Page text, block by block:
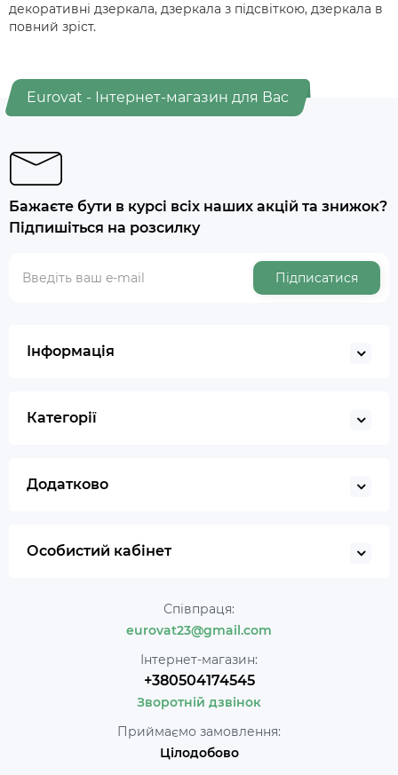
декоративні дзеркала, дзеркала з підсвіткою, дзеркала в
повний зріст.
Eurovat - Інтернет-магазин для Вас
Бажаєте бути в курсі всіх наших акцій та знижок?
Підпишіться на розсилку
Підписатися
Інформація
Категорії
Додатково
Особистий кабінет
Співпраця:
eurovat23@gmail.com
Інтернет-магазин:
+380504174545
Зворотній дзвінок
Приймаємо замовлення:
Цілодобово